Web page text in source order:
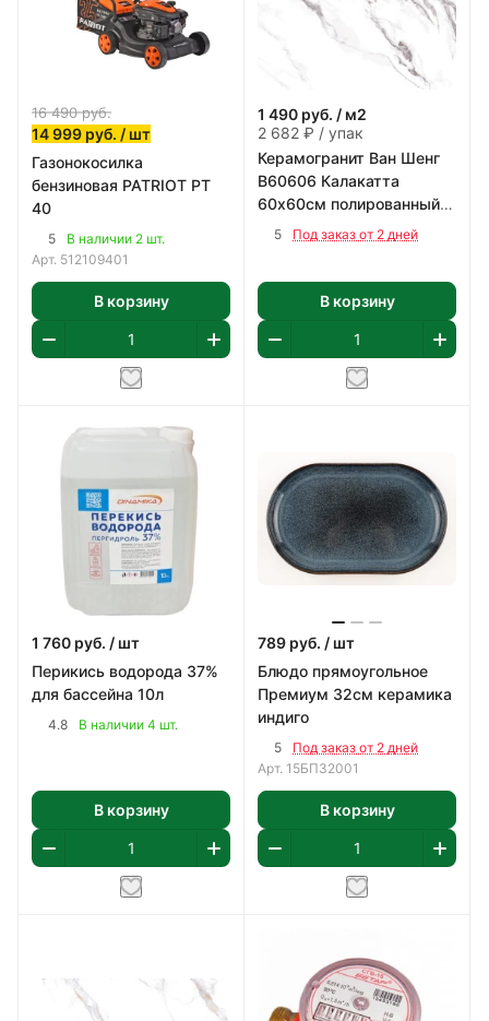
16 490руб.
14 999 руб. / шт
Газонокосилка
бензиновая PATRIOT PT
40
5
В наличии 2 шт.
Арт. 512109401
В корзину
1 490 руб. / м2
2 682 ₽ / упак
Керамогранит Ван Шенг
В60606 Калакатта
60х60см полированный
цвет бело-серый 1,8 м2/
5 Под заказ от 2 дней
В корзину
1 760 руб. / шт
Перикись водорода 37%
для бассейна 10л
4.8 В наличии 4 шт.
В корзину
789 руб. / шт
Блюдо прямоугольное
Премиум 32см керамика
индиго
5
Под заказ от 2 дней
Арт. 15БП32001
В корзину